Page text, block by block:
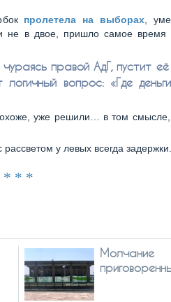
пролетела на выборах ,
не в двое, пришло самое время
правой АдГ, пустит
логичный вопрос: «Где
уже решили… в том смысле,
у левых всегда задержки.
* * *
Молчание